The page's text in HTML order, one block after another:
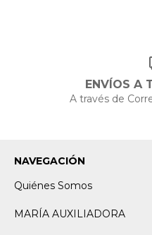
ENVÍOS A
A través de
NAVEGACIÓN
Quiénes Somos
MARÍA AUXILIADORA